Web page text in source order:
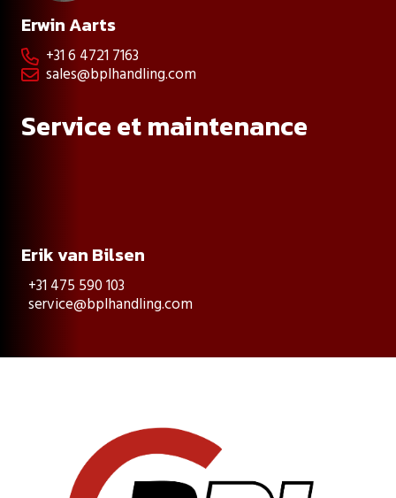
Erwin Aarts
 +31 6 4721 7163
 sales@bplhandling.com
Service et maintenance
Erik van Bilsen
+31 475 590 103
service@bplhandling.com